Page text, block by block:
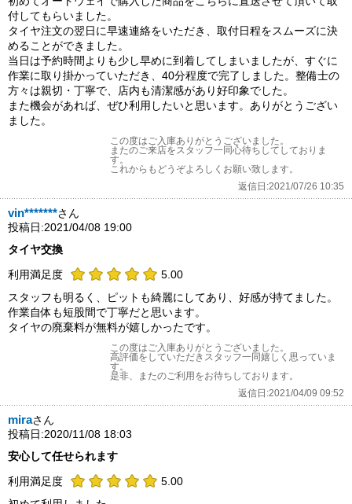
付してもらいました。
タイヤ注文の翌日に早速連絡をいただき、取付日程をスムーズに決
めることができました。
当日は予約時間よりも少し早めに到着してしまいましたが、すぐに
作業に取り掛かっていただき、40分程度で完了しました。整備士の
方々は親切・丁寧で、店内も清潔感があり好印象でした。
また機会があれば、ぜひ利用したいと思います。ありがとうござい
ました。
この度はご入庫ありがとうございました。
またのご来店をスタッフ一同心待ちしてしておりま
す。
これからもどうぞよろしくお願い致します。
返信日:2021/07/26 10:35
vin*******さん
投稿日:2021/04/08 19:00
タイヤ交換
利用満足度
5.00
スタッフも明るく、ピットも綺麗にしてあり、好感が持てました。
作業自体も短股間で丁寧だと思います。
タイヤの廃棄料が無料が嬉しかったです。
この度はご入庫ありがとうございました。
高評価をしていただきスタッフ一同嬉しく思っていま
す。
是非、またのご利用をお待ちしております。
返信日:2021/04/09 09:52
miraさん
投稿日:2020/11/08 18:03
安心して任せられます
利用満足度
5.00